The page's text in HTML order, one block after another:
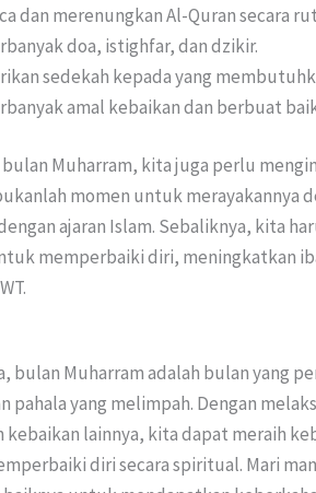
dan merenungkan Al-Quran secara
doa, istighfar, dan dzikir.
sedekah kepada yang
amal kebaikan dan berbuat
Muharram, kita juga perlu
momen untuk merayakannya
ajaran Islam. Sebaliknya, kita
memperbaiki diri, meningkatkan
bulan Muharram adalah bulan yang
pahala yang melimpah. Dengan
kebaikan lainnya, kita dapat meraih
diri secara spiritual. Mari